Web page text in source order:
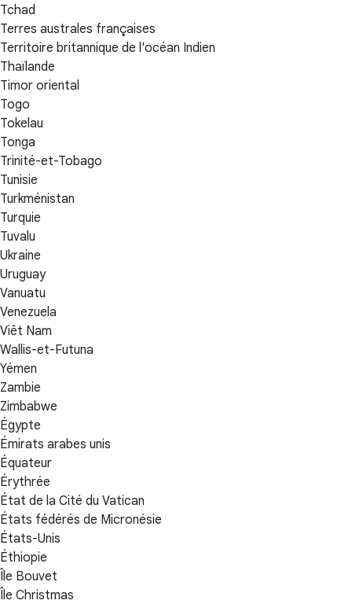
Tchad
Terres australes françaises
Territoire britannique de l'océan Indien
Thaïlande
Timor oriental
Togo
Tokelau
Tonga
Trinité-et-Tobago
Tunisie
Turkménistan
Turquie
Tuvalu
Ukraine
Uruguay
Vanuatu
Venezuela
Viêt Nam
Wallis-et-Futuna
Yémen
Zambie
Zimbabwe
Égypte
Émirats arabes unis
Équateur
Érythrée
État de la Cité du Vatican
États fédérés de Micronésie
États-Unis
Éthiopie
Île Bouvet
Île Christmas